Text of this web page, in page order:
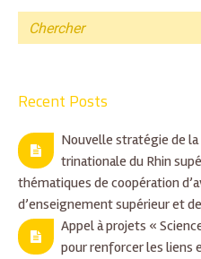
Recent Posts
Nouvelle stratégie de
trinationale du Rhin
thématiques de coopération
d’enseignement supérieur et
Appel à projets «
pour renforcer les liens